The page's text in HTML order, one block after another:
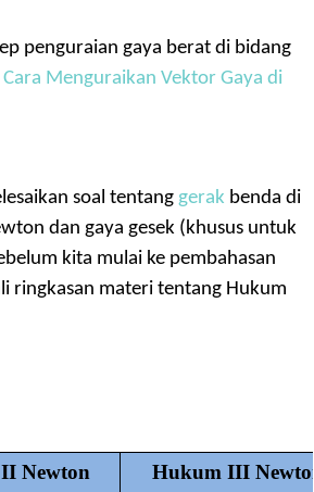
penguraian gaya berat di bidang
Cara Menguraikan Vektor Gaya di
soal tentang gerak benda di
dan gaya gesek (khusus untuk
kita mulai ke pembahasan
ringkasan materi tentang Hukum
Newton
Hukum III Newton